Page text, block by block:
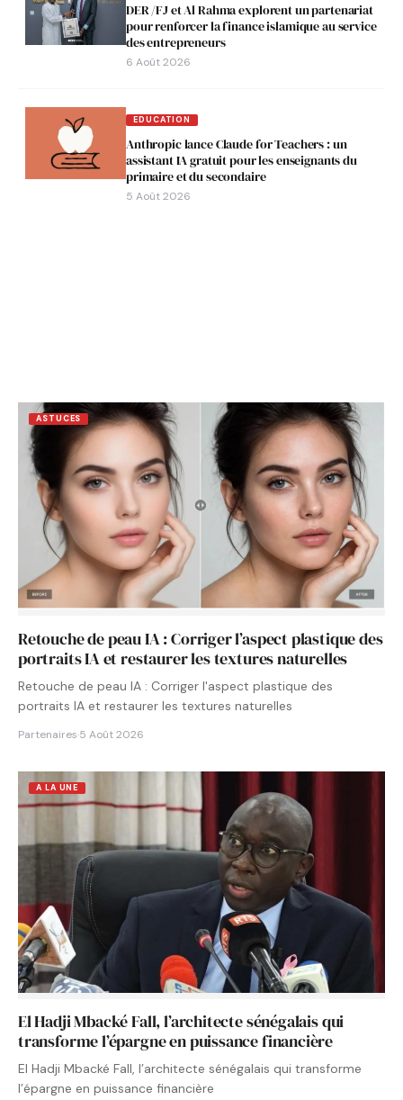
DER /FJ et Al Rahma explorent un partenariat
pour renforcer la finance islamique au service
des entrepreneurs
6 Août 2026
EDUCATION
Anthropic lance Claude for Teachers : un
assistant IA gratuit pour les enseignants du
primaire et du secondaire
5 Août 2026
ASTUCES
Retouche de peau IA : Corriger l’aspect plastique des
portraits IA et restaurer les textures naturelles
Retouche de peau IA : Corriger l'aspect plastique des
portraits IA et restaurer les textures naturelles
Partenaires·5 Août 2026
A LA UNE
El Hadji Mbacké Fall, l’architecte sénégalais qui
transforme l’épargne en puissance financière
El Hadji Mbacké Fall, l’architecte sénégalais qui transforme
l’épargne en puissance financière